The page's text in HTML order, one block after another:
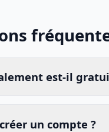
est-il
un compte ?